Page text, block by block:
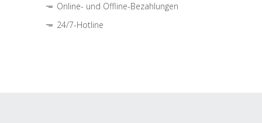
Online- und Offline-Bezahlungen
24/7-Hotline